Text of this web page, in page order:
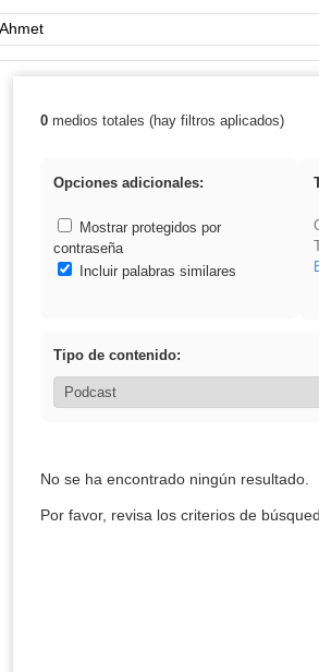
Palabra o frase:
Resultados de: Ahmet
0medios totales (hay filtros aplicados)
Opciones adicionales:
Mostrar protegidos por
contraseña
Incluir palabras similares
Tipo de contenido:
No se ha encontrado ningún resultado.
Por favor, revisa los criterios de